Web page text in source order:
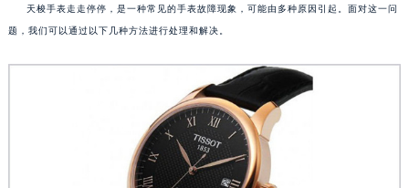
天梭手表走走停停，是一种常见的手表故障现象，可能由多种原因引起。面对这一问
题，我们可以通过以下几种方法进行处理和解决。